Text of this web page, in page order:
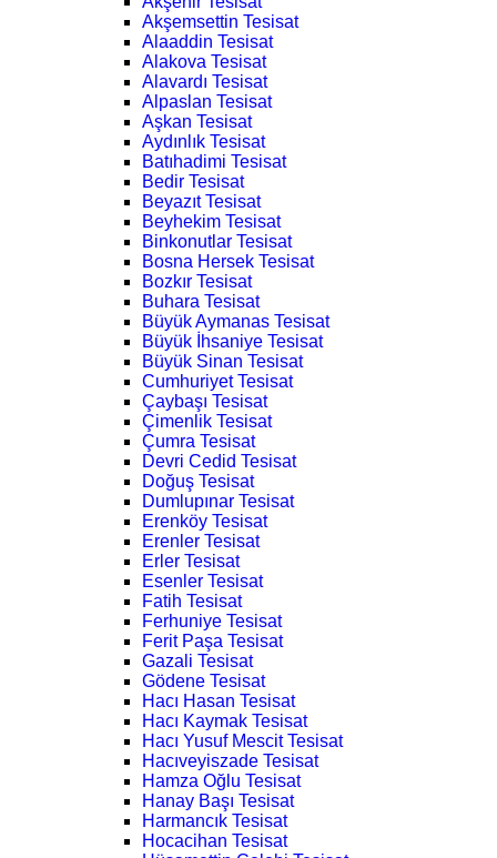
Akşemsettin Tesisat
Alaaddin Tesisat
Alakova Tesisat
Alavardı Tesisat
Alpaslan Tesisat
Aşkan Tesisat
Aydınlık Tesisat
Batıhadimi Tesisat
Bedir Tesisat
Beyazıt Tesisat
Beyhekim Tesisat
Binkonutlar Tesisat
Bosna Hersek Tesisat
Bozkır Tesisat
Buhara Tesisat
Büyük Aymanas Tesisat
Büyük İhsaniye Tesisat
Büyük Sinan Tesisat
Cumhuriyet Tesisat
Çaybaşı Tesisat
Çimenlik Tesisat
Çumra Tesisat
Devri Cedid Tesisat
Doğuş Tesisat
Dumlupınar Tesisat
Erenköy Tesisat
Erenler Tesisat
Erler Tesisat
Esenler Tesisat
Fatih Tesisat
Ferhuniye Tesisat
Ferit Paşa Tesisat
Gazali Tesisat
Gödene Tesisat
Hacı Hasan Tesisat
Hacı Kaymak Tesisat
Hacı Yusuf Mescit Tesisat
Hacıveyiszade Tesisat
Hamza Oğlu Tesisat
Hanay Başı Tesisat
Harmancık Tesisat
Hocacihan Tesisat